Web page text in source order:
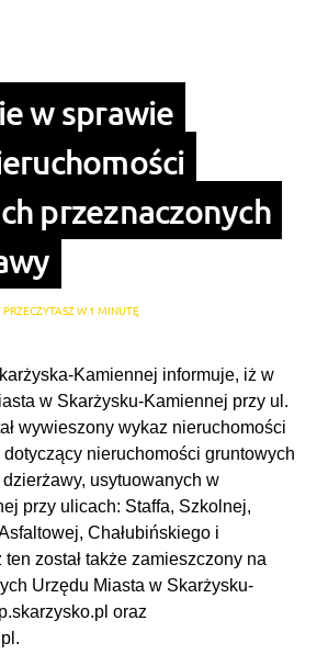
w sprawie
przeznaczonych
PRZECZYTASZ W 1 MINUTĘ
Kamiennej informuje, iż w
w Skarżysku-Kamiennej przy ul.
wywieszony wykaz nieruchomości
nieruchomości gruntowych
usytuowanych w
przy ulicach: Staffa, Szkolnej,
Chałubińskiego i
został także zamieszczony na
Urzędu Miasta w Skarżysku-
oraz
.